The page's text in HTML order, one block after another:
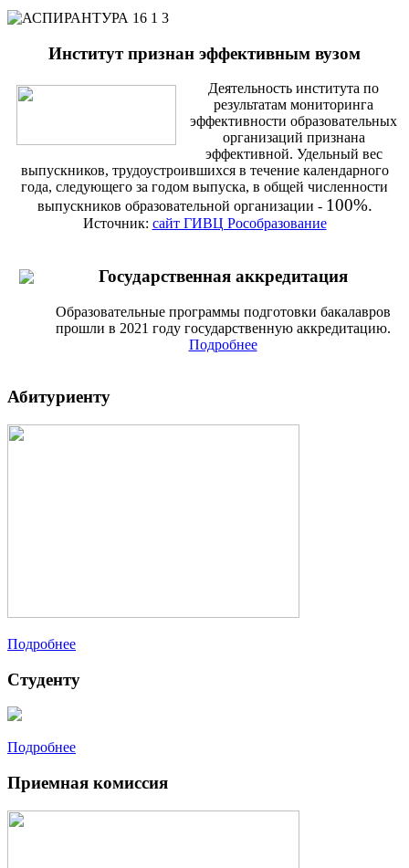
Институт признан эффективным вузом
Деятельность института по
результатам мониторинга
эффективности образовательных
организаций признана
эффективной. Удельный вес
выпускников, трудоустроившихся в течение календарного
года, следующего за годом выпуска, в общей численности
выпускников образовательной организации - 100%.
Источник: сайт ГИВЦ Рособразование
Государственная аккредитация
Образовательные программы подготовки бакалавров
прошли в 2021 году государственную аккредитацию.
Подробнее
Абитуриенту
Подробнее
Студенту
Подробнее
Приемная комиссия